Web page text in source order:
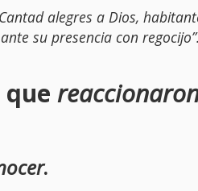
alegres a Dios,
su presencia con regocijo”.
que
.